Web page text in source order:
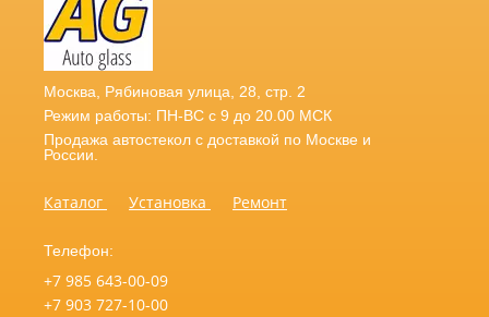
Москва, Рябиновая улица, 28, стр. 2
Режим работы: ПН-ВС с 9 до 20.00 МСК
Продажа автостекол с доставкой по Москве и
России.
Каталог Установка Ремонт
Телефон:
+7 985 643-00-09
+7 903 727-10-00